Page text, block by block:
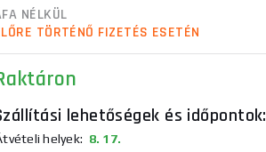
NÉLKÜL
TÖRTÉNŐ FIZETÉS ESETÉN
lehetőségek és időpontok:
helyek: 8. 17.